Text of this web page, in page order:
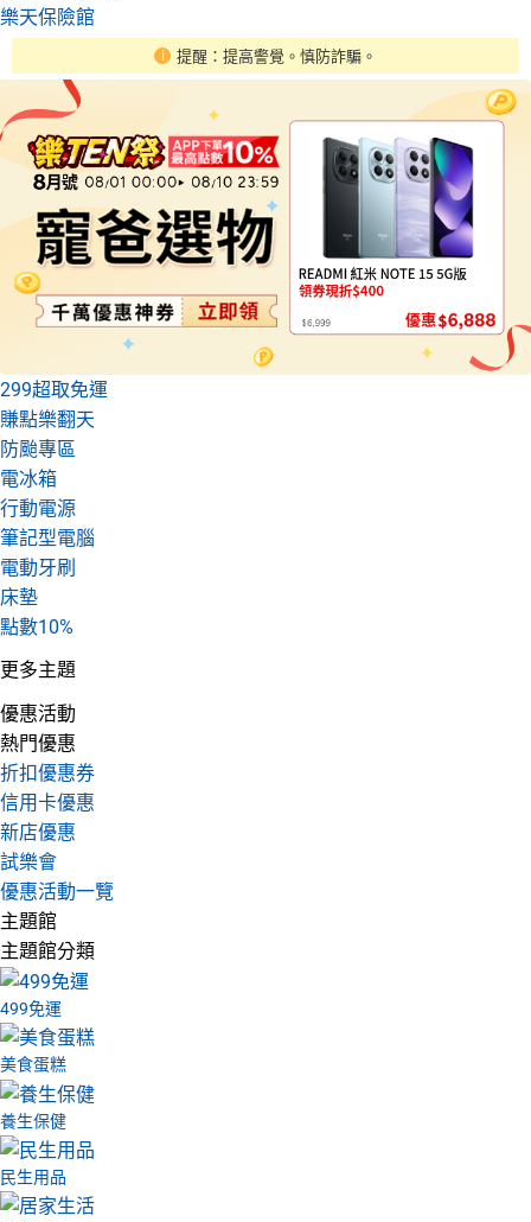
樂天保險館
提醒：提高警覺。慎防詐騙。
299超取免運
賺點樂翻天
防颱專區
電冰箱
行動電源
筆記型電腦
電動牙刷
床墊
點數10%
更多主題
優惠活動
熱門優惠
折扣優惠券
信用卡優惠
新店優惠
試樂會
優惠活動一覽
主題館
主題館分類
499免運
美食蛋糕
養生保健
民生用品